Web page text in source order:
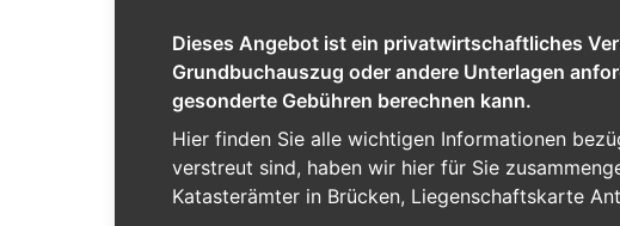
Dieses Angebot ist ein privatwirtschaftliches
Grundbuchauszug oder andere Unterlagen
gesonderte Gebühren berechnen kann.
Hier finden Sie alle wichtigen Informationen
verstreut sind, haben wir hier für Sie
Katasterämter in Brücken, Liegenschaftskarte